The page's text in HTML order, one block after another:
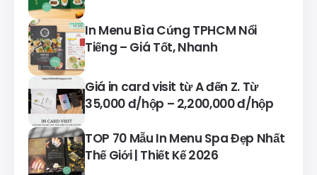
In Menu Bìa Cứng TPHCM Nổi
Tiếng – Giá Tốt, Nhanh
Giá in card visit từ A đến Z. Từ
35,000 đ/hộp – 2,200,000 đ/hộp
TOP 70 Mẫu In Menu Spa Đẹp Nhất
Thế Giới | Thiết Kế 2026